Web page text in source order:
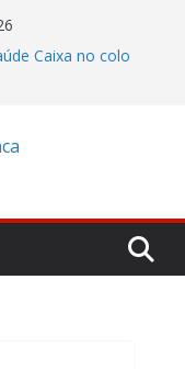
Caixa no colo
na mesa
e garante
e
Fenaban